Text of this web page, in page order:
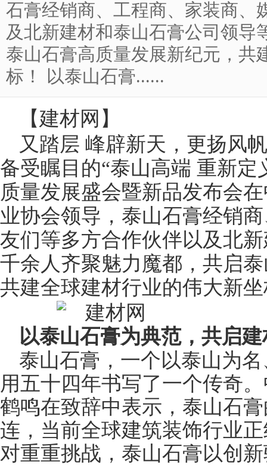
石膏经销商、工程商、家装商、
及北新建材和泰山石膏公司领导
泰山石膏高质量发展新纪元，共
标！ 以泰山石膏......
【建材网 】
又踏层 峰辟新天，更扬风
备受瞩目的“泰山高端 重新定
质量发展盛会暨新品发布会
业协会领导，泰山石膏经销
友们等多方合作伙伴以及北
千余人齐聚魅力魔都，共启
共建全球建材行业的伟大新
以泰山石膏为典范，共启
泰山石膏，一个以泰山为
用五十四年书写了一个传奇
鹤鸣在致辞中表示，泰山石
连，当前全球建筑装饰行业
对重重挑战，泰山石膏以创